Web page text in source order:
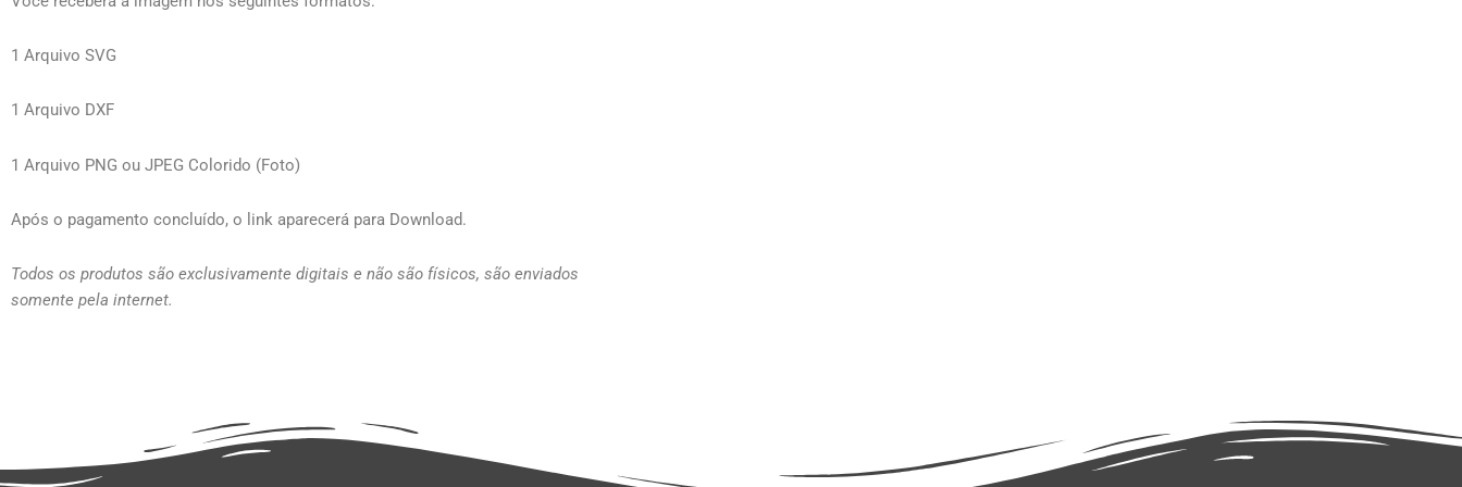
1 Arquivo SVG
1 Arquivo DXF
1 Arquivo PNG ou JPEG Colorido (Foto)
Após o pagamento concluído, o link aparecerá para Download.
Todos os produtos são exclusivamente digitais e não são físicos, são enviados
somente pela internet.